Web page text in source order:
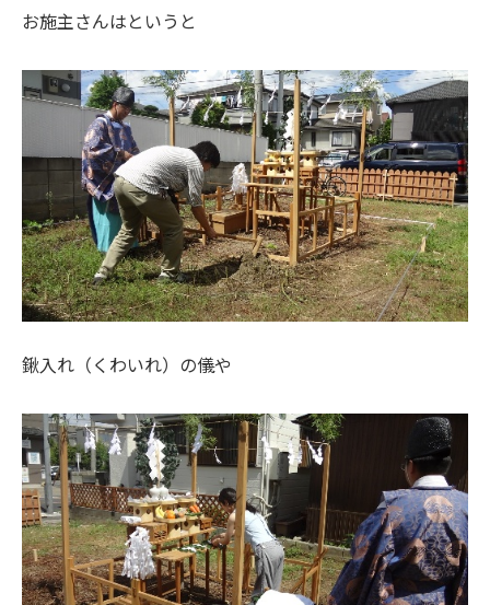
お施主さんはというと
鍬入れ（くわいれ）の儀や